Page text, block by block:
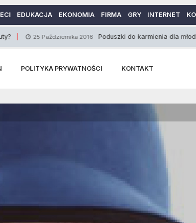
EDUKACJA EKONOMIA FIRMA GRY INTERNET
Października 2016 Poduszki do karmienia dla młodych mam
POLITYKA PRYWATNOŚCI KONTAKT